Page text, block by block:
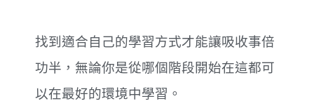
找到適合自己的學習方式才能讓吸收事倍
功半，無論你是從哪個階段開始在這都可
以在最好的環境中學習。